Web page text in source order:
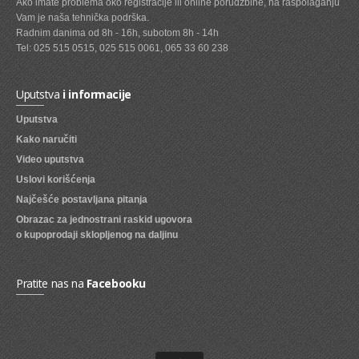
SVEZE VOCE
SVEZE POVRCE
DZEMOVI, MARMALADE I MED
BOMBONI
ZVAKE
LIZALICE
COKOLADE
KREMOVI
BOMBONJERE I PRALINE
MALE COKOLADE I BAROVI
KEKSOVI
KEKS STRUDLE
Ako imate problema oko registracije ili online porudžbine, na raspolaganju
Vam je naša tehnička podrška.
Radnim danima od 8h - 16h, subotom 8h - 14h
Tel: 025 515 0515, 025 515 0061, 065 33 60 238
Uputstvai informacije
Uputstva
Kako naručiti
Video uputstva
Uslovi korišćenja
Najčešće postavljana pitanja
Obrazac za jednostrani raskid ugovora
o kupoprodaji sklopljenog na daljinu
Pratite nas na Facebooku